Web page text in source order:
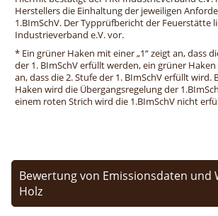
Herstellers die Einhaltung der jeweiligen
1.BImSchV. Der Typprüfbericht der Feuerstätte
Industrieverband e.V. vor.
* Ein grüner Haken mit einer „1“ zeigt an, dass
der 1. BImSchV erfüllt werden, ein grüner Haken
an, dass die 2. Stufe der 1. BImSchV erfüllt wird.
Haken wird die Übergangsregelung der
einem roten Strich wird die 1.BImSchV nicht
Bewertung von Emissionsdaten und
Holz